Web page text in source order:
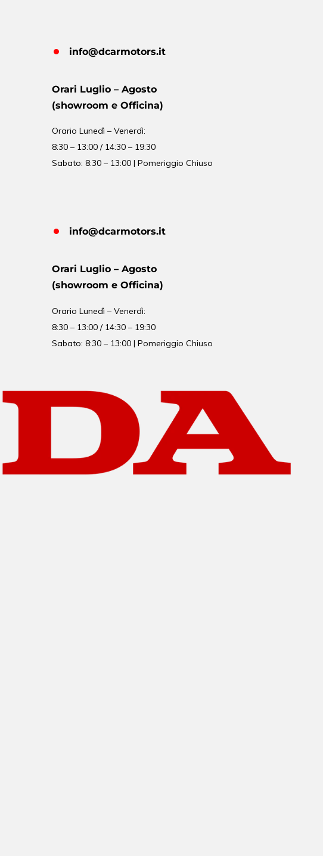
info@dcarmotors.it
Orari Luglio – Agosto
(showroom e Officina)
OrarioLunedì – Venerdì:
8:30 – 13:00 / 14:30 – 19:30
Sabato: 8:30 – 13:00 | Pomeriggio Chiuso
info@dcarmotors.it
Orari Luglio – Agosto
(showroom e Officina)
OrarioLunedì – Venerdì:
8:30 – 13:00 / 14:30 – 19:30
Sabato: 8:30 – 13:00 | Pomeriggio Chiuso